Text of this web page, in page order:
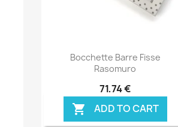
Anteprima
Bocchette Barre Fisse
Rasomuro
71,74 €
 ADD TO CART